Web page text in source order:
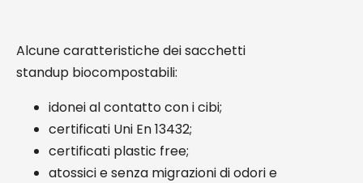
Alcune caratteristiche dei sacchetti
standup biocompostabili:
idonei al contatto con i cibi;
certificati Uni En 13432;
certificati plastic free;
atossici e senza migrazioni di odori e